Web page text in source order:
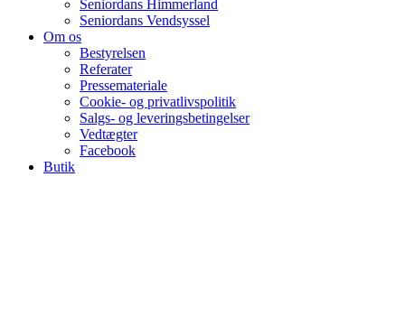
Seniordans Himmerland
Seniordans Vendsyssel
Om os
Bestyrelsen
Referater
Pressemateriale
Cookie- og privatlivspolitik
Salgs- og leveringsbetingelser
Vedtægter
Facebook
Butik